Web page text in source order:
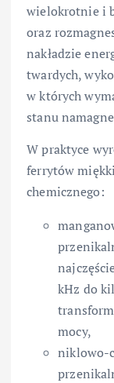
wielokrotnie i
oraz
nakładzie
twardych,
w których
stanu
W praktyce
ferrytów
chemicznego:
kHz do
mocy,
niklowo-